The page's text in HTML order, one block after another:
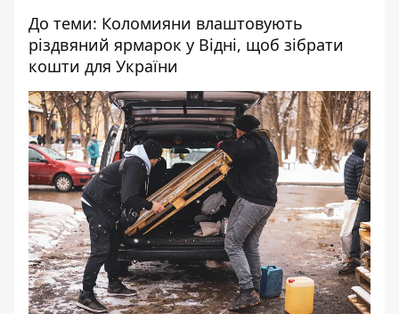
До теми: Коломияни влаштовують
різдвяний ярмарок у Відні, щоб зібрати
кошти для України